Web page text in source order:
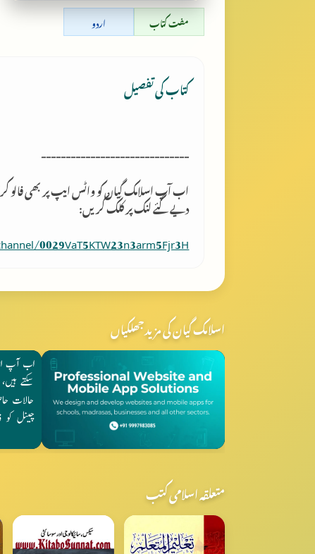
مفت کتاب اردو
کتاب کی تفصیل
------------------------------
اب آپ اسلامک گِیان کو واٹس ایپ پر بھی فالو
دیے گئے لنک پر کلک کریں:
0029VaT5KTW23n3arm5Fjr3H
اسلامک گیان کی مزید جھلکیاں
متعلقہ اسلامی کتب